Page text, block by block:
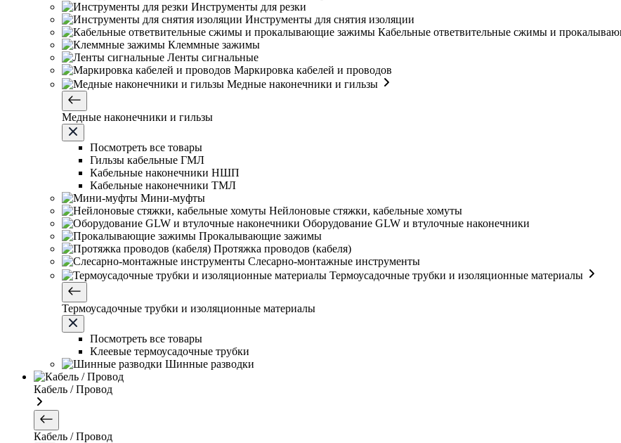
Инструменты для резки
Инструменты для снятия изоляции
Кабельные ответвительные сжимы и
Клеммные зажимы
Ленты сигнальные
Маркировка кабелей и проводов
Медные наконечники и гильзы
Медные наконечники и гильзы
Посмотреть все товары
Гильзы кабельные ГМЛ
Кабельные наконечники НШП
Кабельные наконечники ТМЛ
Мини-муфты
Нейлоновые стяжки, кабельные хомуты
Оборудование GLW и втулочные наконечники
Прокалывающие зажимы
Протяжка проводов (кабеля)
Слесарно-монтажные инструменты
Термоусадочные трубки и изоляционные материалы
Термоусадочные трубки и изоляционные материалы
Посмотреть все товары
Клеевые термоусадочные трубки
Шинные разводки
Кабель / Провод
Кабель / Провод